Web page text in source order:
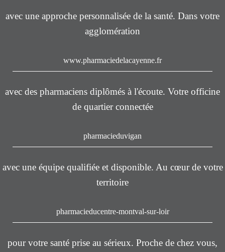
avec une approche personnalisée de la santé. Dans votre
agglomération
www.pharmaciedelacayenne.fr
avec des pharmaciens diplômés à l'écoute. Votre officine
de quartier connectée
pharmacieduvigan
avec une équipe qualifiée et disponible. Au cœur de votre
territoire
pharmacieducentre-montval-sur-loir
pour votre santé prise au sérieux. Proche de chez vous,